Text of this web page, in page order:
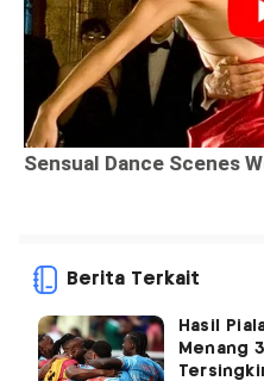
Berita Terkait
Hasil
Menang